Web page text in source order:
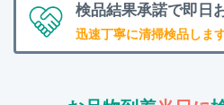
検品結果承諾で即日
迅速丁寧に清掃検品しま